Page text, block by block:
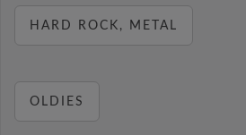
HARD ROCK, METAL
OLDIES